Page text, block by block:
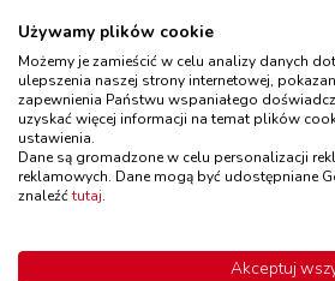
Flet plastikowy -
kod: GD41104
DostępnośćW magazynie
do 5 dni
16,90 zł z VAT
Do koszyka
Używamy plików cookie
Możemy je zamieścić w celu analizy danych
ulepszenia naszej strony internetowej,
zapewnienia Państwu wspaniałego
uzyskać więcej informacji na temat plików
ustawienia.
Dane są gromadzone w celu personalizacji
reklamowych. Dane mogą być udostępniane
znaleźćtutaj.
Akceptuj